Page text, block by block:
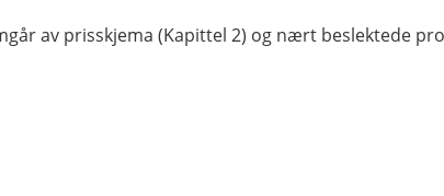
av prisskjema (Kapittel 2) og nært beslektede